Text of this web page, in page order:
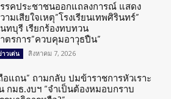
รคประชาชนออกแถลงการณ์ แสดง
ามเสียใจเหตุ”โรงเรียนเทพศิรินทร์”
ทบุรี เรียกร้องทบทวน
ตรการ”ควบคุมอาวุธปืน”
าวเด่น สิงหาคม 7, 2026
อแถน” ถามกลับ ปมข้าราชการหัวเราะ
กมธ.งบฯ “จำเป็นต้องหมอบกราบ